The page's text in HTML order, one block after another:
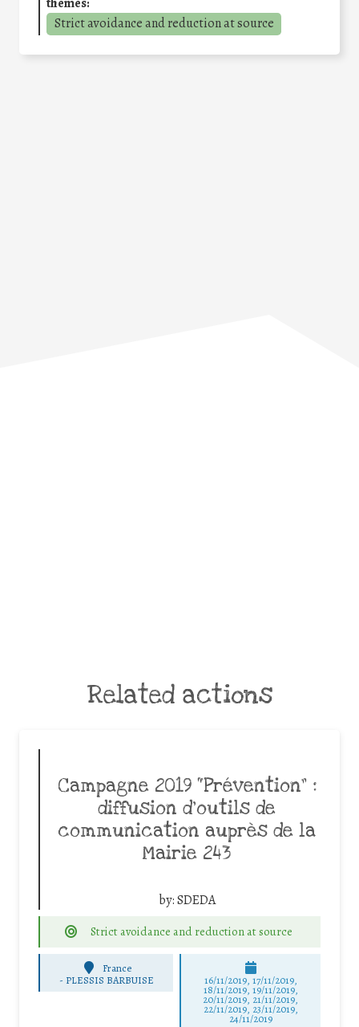
Strict avoidance and reduction at source
Related actions
Campagne 2019 “Prévention” :
diffusion d’outils de
communication auprès de la
Mairie 243
by:SDEDA
Strict avoidance and reduction at source
France
- PLESSIS BARBUISE 16/11/2019, 17/11/2019,
18/11/2019, 19/11/2019,
20/11/2019, 21/11/2019,
22/11/2019, 23/11/2019,
24/11/2019